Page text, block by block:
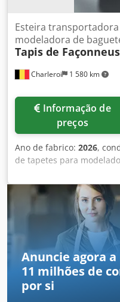
Charleroi 1 580 km
Esteira
modeladora de
Tapis de
preços
Ano de fabrico: 2026,
de tapetes para
Marcas disponíveis: -
TENOR/TREGOR
EURO2000 - BERTRAND
- PANIRECORD F60/F57 -
unitário e por grosso.
modeladora, composto
traseiro - Tapete de base
Anuncie agora
11 milhões de
por si